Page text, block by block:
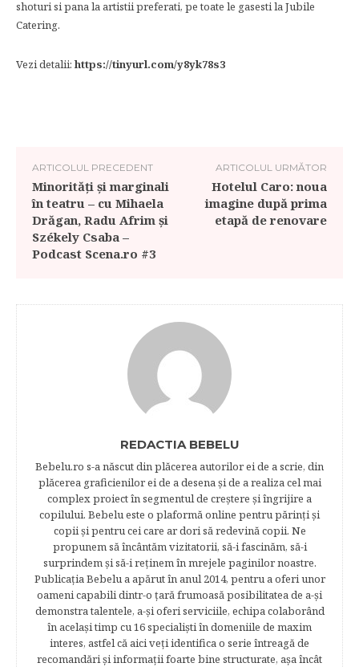
shoturi si pana la artistii preferati, pe toate le gasesti la Jubile
Catering.
Vezi detalii: https://tinyurl.com/y8yk78s3
ARTICOLUL PRECEDENT
Minorități și marginali
în teatru – cu Mihaela
Drăgan, Radu Afrim și
Székely Csaba –
Podcast Scena.ro #3
ARTICOLUL URMĂTOR
Hotelul Caro: noua
imagine după prima
etapă de renovare
REDACTIA BEBELU
Bebelu.ro s-a născut din plăcerea autorilor ei de a scrie, din
plăcerea graficienilor ei de a desena şi de a realiza cel mai
complex proiect în segmentul de creştere şi îngrijire a
copilului. Bebelu este o plaformă online pentru părinţi şi
copii şi pentru cei care ar dori să redevină copii. Ne
propunem să încântăm vizitatorii, să-i fascinăm, să-i
surprindem şi să-i reţinem în mrejele paginilor noastre.​
Publicația Bebelu a apărut în anul 2014, pentru a oferi unor
oameni capabili dintr-o ţară frumoasă posibilitatea de a-şi
demonstra talentele, a-şi oferi serviciile, echipa colaborând
în acelaşi timp cu 16 specialişti în domeniile de maxim
interes, astfel că aici veţi identifica o serie întreagă de
recomandări şi informaţii foarte bine structurate, aşa încât